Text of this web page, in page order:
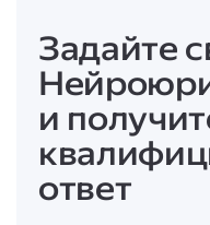
Задайте
и
ответ